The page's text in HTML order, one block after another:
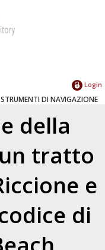
Login
STRUMENTI DI NAVIGAZIONE
della
tratto
e
di